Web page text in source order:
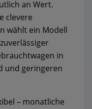
an Wert.
clevere
wählt ein Modell
in
und geringeren
– monatliche